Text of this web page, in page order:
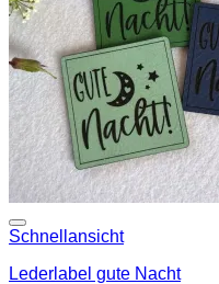
Schnellansicht
Lederlabel gute Nacht